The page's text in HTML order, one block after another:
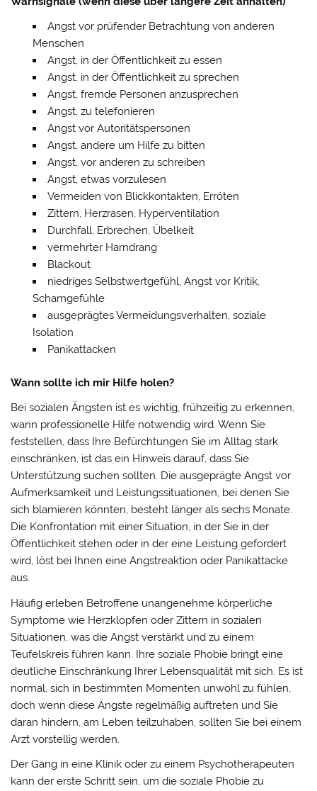
Angst vor prüfender Betrachtung von anderen
Menschen
Angst, in der Öffentlichkeit zu essen
Angst, in der Öffentlichkeit zu sprechen
Angst, fremde Personen anzusprechen
Angst, zu telefonieren
Angst vor Autoritätspersonen
Angst, andere um Hilfe zu bitten
Angst, vor anderen zu schreiben
Angst, etwas vorzulesen
Vermeiden von Blickkontakten, Erröten
Zittern, Herzrasen, Hyperventilation
Durchfall, Erbrechen, Übelkeit
vermehrter Harndrang
Blackout
niedriges Selbstwertgefühl, Angst vor Kritik,
Schamgefühle
ausgeprägtes Vermeidungsverhalten, soziale
Isolation
Panikattacken
Wann sollte ich mir Hilfe holen?
Bei sozialen Ängsten ist es wichtig, frühzeitig zu erkennen,
wann professionelle Hilfe notwendig wird. Wenn Sie
feststellen, dass Ihre Befürchtungen Sie im Alltag stark
einschränken, ist das ein Hinweis darauf, dass Sie
Unterstützung suchen sollten. Die ausgeprägte Angst vor
Aufmerksamkeit und Leistungssituationen, bei denen Sie
sich blamieren könnten, besteht länger als sechs Monate.
Die Konfrontation mit einer Situation, in der Sie in der
Öffentlichkeit stehen oder in der eine Leistung gefordert
wird, löst bei Ihnen eine Angstreaktion oder Panikattacke
aus.
Häufig erleben Betroffene unangenehme körperliche
Symptome wie Herzklopfen oder Zittern in sozialen
Situationen, was die Angst verstärkt und zu einem
Teufelskreis führen kann. Ihre soziale Phobie bringt eine
deutliche Einschränkung Ihrer Lebensqualität mit sich. Es ist
normal, sich in bestimmten Momenten unwohl zu fühlen,
doch wenn diese Ängste regelmäßig auftreten und Sie
daran hindern, am Leben teilzuhaben, sollten Sie bei einem
Arzt vorstellig werden.
Der Gang in eine Klinik oder zu einem Psychotherapeuten
kann der erste Schritt sein, um die soziale Phobie zu